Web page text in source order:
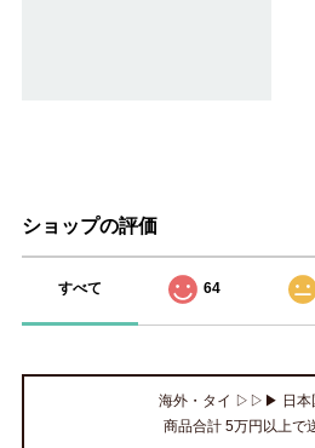
ショップの評価
すべて 64
海外・タイ ▷▷▶ 日本
商品合計 5万円以上で